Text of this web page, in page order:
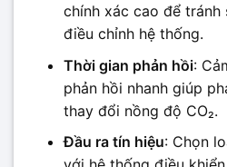
chính xác cao để tránh
điều chỉnh hệ thống.
Thời gian phản hồi:
phản hồi nhanh giúp
thay đổi nồng độ CO₂.
Đầu ra tín hiệu: Chọn